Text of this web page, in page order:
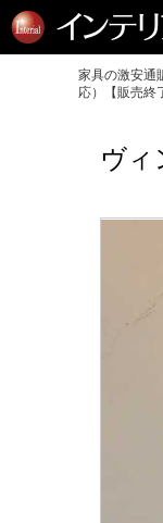
家具の激安通
応）【販売終
ヴィ